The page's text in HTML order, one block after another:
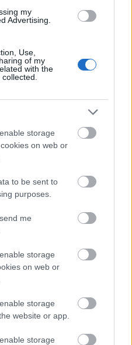
my
Advertising.
Use,
of my
with the
storage
on web or
to be sent to
purposes.
me
storage
on web or
storage
website or app.
storage
ένα
προϊόντων που
ανάγκες
επιλογές σταθερής,
τιμολόγησης με
χρέωση.
Ελλάδα και τον κόσμο.